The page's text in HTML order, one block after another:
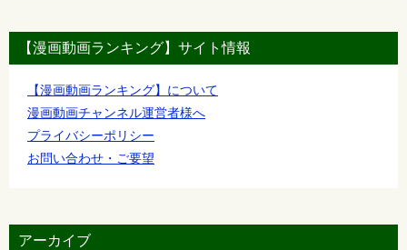
【漫画動画ランキング】サイト情報
【漫画動画ランキング】について
漫画動画チャンネル運営者様へ
プライバシーポリシー
お問い合わせ・ご要望
アーカイブ